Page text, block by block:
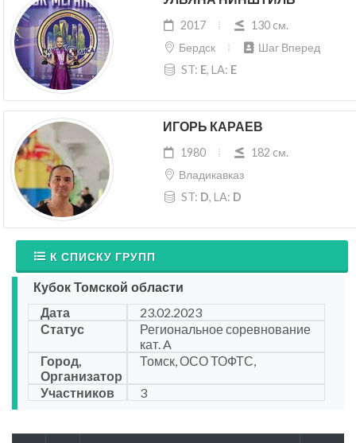
2017
130 cм.
Бердск
Шаг Вперед
ST: E, LA: E
ИГОРЬ КАРАЕВ
1980
182 cм.
Владикавказ
ST: D, LA: D
К СПИСКУ ГРУПП
Кубок Томской области
Дата
23.02.2023
Статус
Региональное соревнование
кат. A
Город,
Организатор
Томск, ОСО ТОФТС,
Участников 3